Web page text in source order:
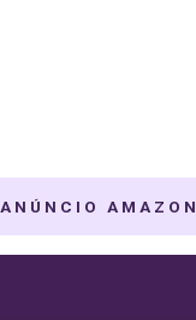
ANÚNCIO AMAZON